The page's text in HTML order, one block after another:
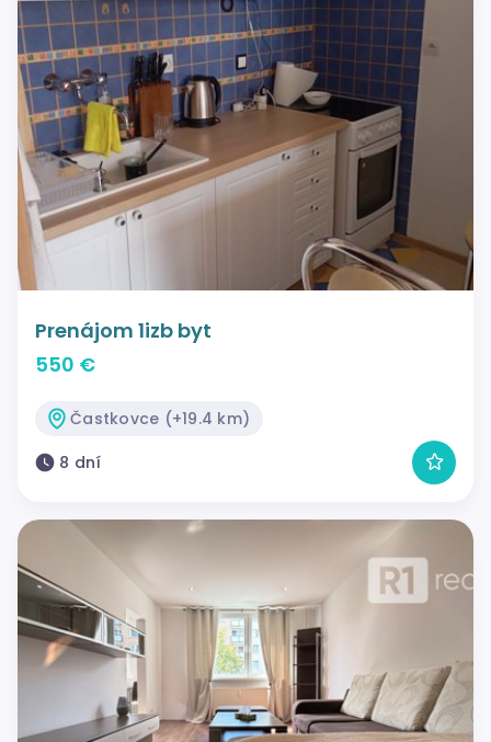
Prenájom 1izb byt
550 €
Častkovce (+19.4 km)
8 dní